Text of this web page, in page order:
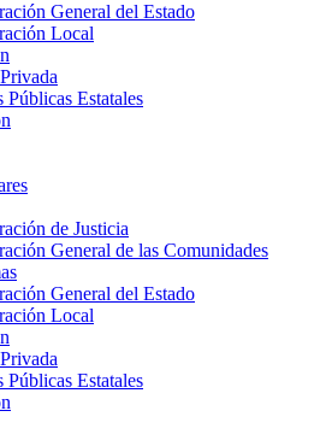
General del Estado
Local
Públicas Estatales
de Justicia
General de las Comunidades
General del Estado
Local
Públicas Estatales